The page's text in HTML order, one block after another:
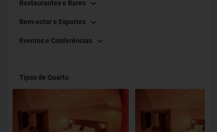
Restaurantes e Bares
Bem-estar e Esportes
Eventos e Conferências
Tipos de Quarto